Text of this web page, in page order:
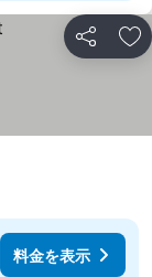
シェア お
料金を表示